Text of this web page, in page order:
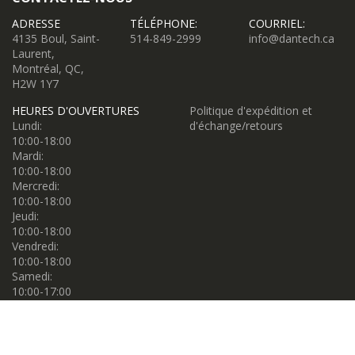
ADRESSE
4135 Boul, Saint-
Laurent,
Montréal, QC,
H2W 1Y7
TÉLÉPHONE:
514-849-2999
COURRIEL:
info@dantech.ca
HEURES D'OUVERTURES
Lundi:
10:00-18:00
Mardi:
10:00-18:00
Mercredi:
10:00-18:00
Jeudi:
10:00-18:00
Vendredi:
10:00-18:00
Samedi:
10:00-17:00
Politique d'expédition et
d'échange/retours